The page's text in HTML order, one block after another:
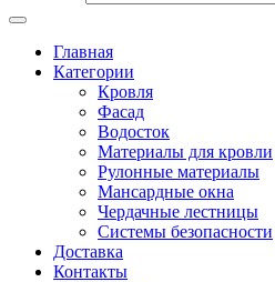
Open
ButtonГлавная
Категории
Кровля
Фасад
Водосток
Материалы для кровли
Рулонные материалы
Мансардные окна
Чердачные лестницы
Системы безопасности
Доставка
Контакты